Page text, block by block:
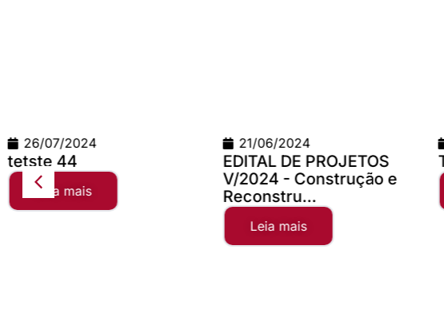
21/06/2024
EDITAL DE PROJETOS
V/2024 - Construção e
Reconstru...
24/06/2026
Teste Concilio
Leia mais